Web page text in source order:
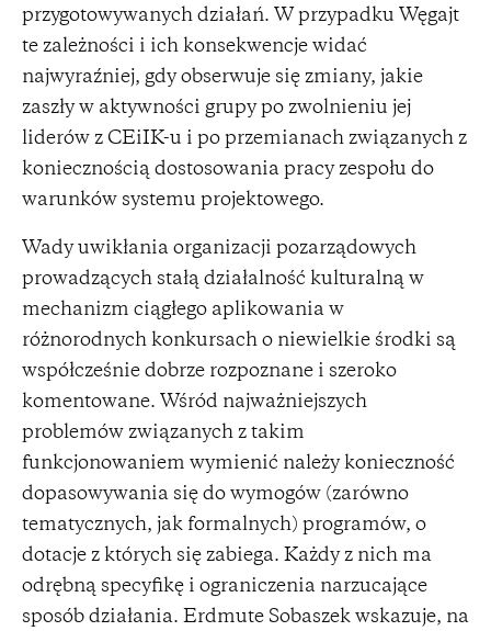
przygotowywanych działań. W przypadku Węgajt
te zależności i ich konsekwencje widać
najwyraźniej, gdy obserwuje się zmiany, jakie
zaszły w aktywności grupy po zwolnieniu jej
liderów z CEiIK-u i po przemianach związanych z
koniecznością dostosowania pracy zespołu do
warunków systemu projektowego.
Wady uwikłania organizacji pozarządowych
prowadzących stałą działalność kulturalną w
mechanizm ciągłego aplikowania w
różnorodnych konkursach o niewielkie środki są
współcześnie dobrze rozpoznane i szeroko
komentowane. Wśród najważniejszych
problemów związanych z takim
funkcjonowaniem wymienić należy konieczność
dopasowywania się do wymogów (zarówno
tematycznych, jak formalnych) programów, o
dotacje z których się zabiega. Każdy z nich ma
odrębną specyfikę i ograniczenia narzucające
sposób działania. Erdmute Sobaszek wskazuje, na